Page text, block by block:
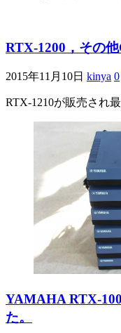
RTX-1200，その
2015年11月10日 kinya 0
RTX-1210が販売され
YAMAHA RTX-
た。